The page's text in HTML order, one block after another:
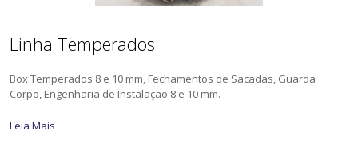
Linha Temperados
Box Temperados 8 e 10 mm, Fechamentos de Sacadas, Guarda
Corpo, Engenharia de Instalação 8 e 10 mm.
Leia Mais